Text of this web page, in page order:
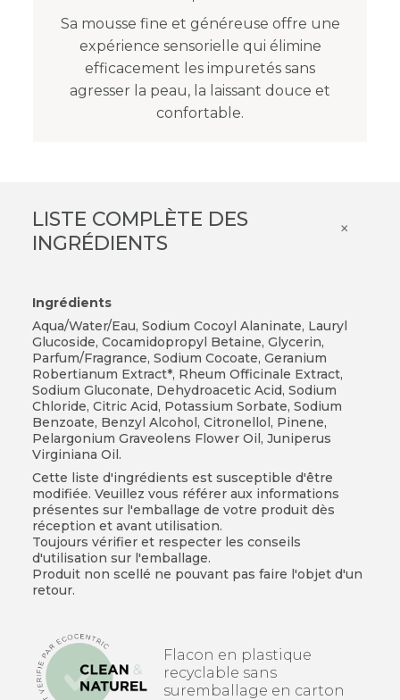
Sa mousse fine et généreuse offre une
expérience sensorielle qui élimine
efficacement les impuretés sans
agresser la peau, la laissant douce et
confortable.
LISTE COMPLÈTE DES
INGRÉDIENTS
×
Ingrédients
Aqua/Water/Eau, Sodium Cocoyl Alaninate, Lauryl
Glucoside, Cocamidopropyl Betaine, Glycerin,
Parfum/Fragrance, Sodium Cocoate, Geranium
Robertianum Extract*, Rheum Officinale Extract,
Sodium Gluconate, Dehydroacetic Acid, Sodium
Chloride, Citric Acid, Potassium Sorbate, Sodium
Benzoate, Benzyl Alcohol, Citronellol, Pinene,
Pelargonium Graveolens Flower Oil, Juniperus
Virginiana Oil.​
Cette liste d'ingrédients est susceptible d'être
modifiée. Veuillez vous référer aux informations
présentes sur l'emballage de votre produit dès
réception et avant utilisation.
Toujours vérifier et respecter les conseils
d'utilisation sur l'emballage.
Produit non scellé ne pouvant pas faire l'objet d'un
retour.
Flacon en plastique
recyclable sans
suremballage en carton